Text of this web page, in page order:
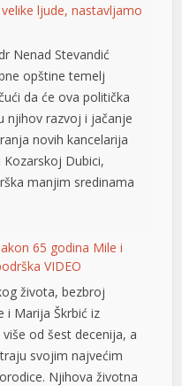
ljude, nastavljamo
Nenad Stevandić
opštine temelj
da će ova politička
njihov razvoj i jačanje
novih kancelarija
Dubici,
manjim sredinama
65 godina Mile i
VIDEO
života, bezbroj
i Marija Škrbić iz
od šest decenija, a
svojim najvećim
Njihova životna